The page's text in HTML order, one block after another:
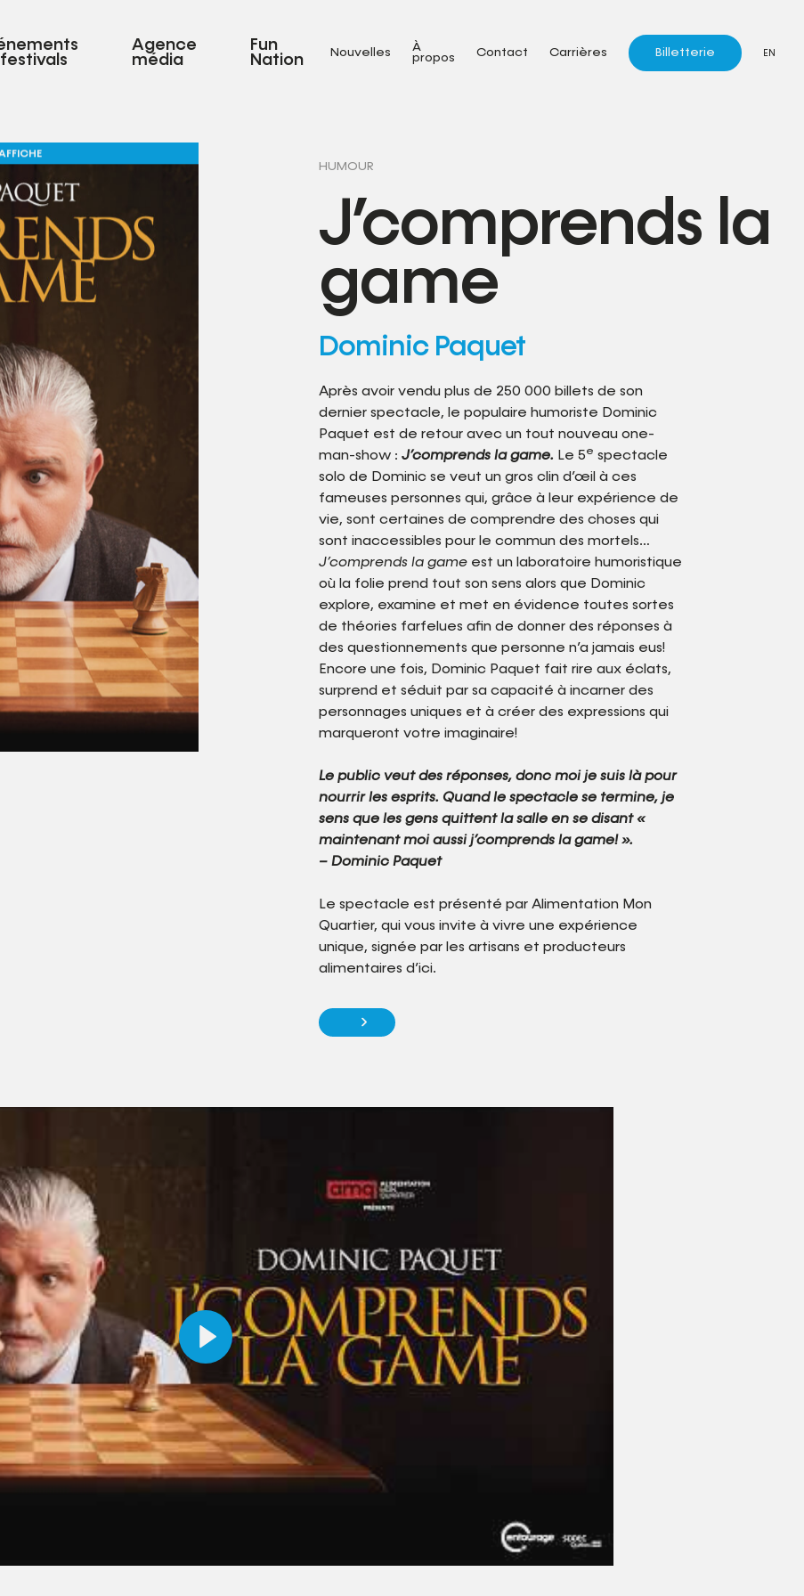
Agence
média
Fun
Nation
Nouvelles
À
propos
Contact Carrières Billetterie EN
HUMOUR
J’comprends la
game
Dominic Paquet
Après avoir vendu plus de 250 000 billets de son
dernier spectacle, le populaire humoriste Dominic
Paquet est de retour avec un tout nouveau one-
man-show : J’comprends la game. Le 5e spectacle
solo de Dominic se veut un gros clin d’œil à ces
fameuses personnes qui, grâce à leur expérience de
vie, sont certaines de comprendre des choses qui
sont inaccessibles pour le commun des mortels…
J’comprends la gameest un laboratoire humoristique
où la folie prend tout son sens alors que Dominic
explore, examine et met en évidence toutes sortes
de théories farfelues afin de donner des réponses à
des questionnements que personne n’a jamais eus!
Encore une fois, Dominic Paquet fait rire aux éclats,
surprend et séduit par sa capacité à incarner des
personnages uniques et à créer des expressions qui
marqueront votre imaginaire!
Le public veut des réponses, donc moi je suis là pour
nourrir les esprits. Quand le spectacle se termine, je
sens que les gens quittent la salle en se disant «
maintenant moi aussi j’comprends la game! ».
– Dominic Paquet
Le spectacle est présenté par Alimentation Mon
Quartier, qui vous invite à vivre une expérience
unique, signée par les artisans et producteurs
alimentaires d’ici.